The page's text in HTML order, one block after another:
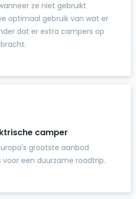
ze niet gebruikt
optimaal gebruik van wat er
dat er extra campers op
camper
grootste aanbod
een duurzame roadtrip.